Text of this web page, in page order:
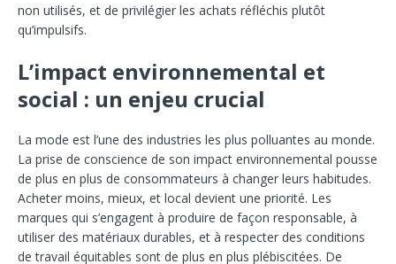
non utilisés, et de privilégier les achats réfléchis plutôt
qu’impulsifs.
L’impact environnemental et
social : un enjeu crucial
La mode est l’une des industries les plus polluantes au monde.
La prise de conscience de son impact environnemental pousse
de plus en plus de consommateurs à changer leurs habitudes.
Acheter moins, mieux, et local devient une priorité. Les
marques qui s’engagent à produire de façon responsable, à
utiliser des matériaux durables, et à respecter des conditions
de travail équitables sont de plus en plus plébiscitées. De